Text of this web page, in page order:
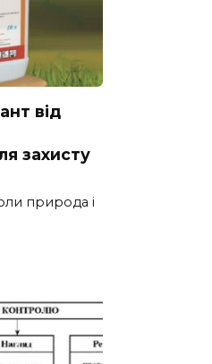
від
захисту
природа і